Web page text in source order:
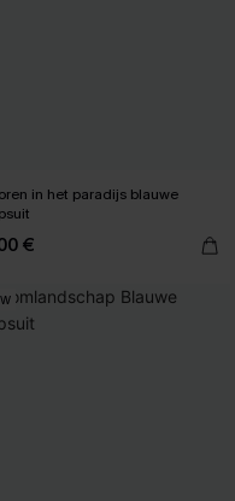
in het paradijs blauwe
€